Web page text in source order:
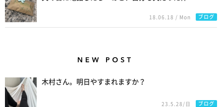
18.06.18 / Mon ブログ
木村さん。明日やすまれますか？
23.5.28/日 ブログ